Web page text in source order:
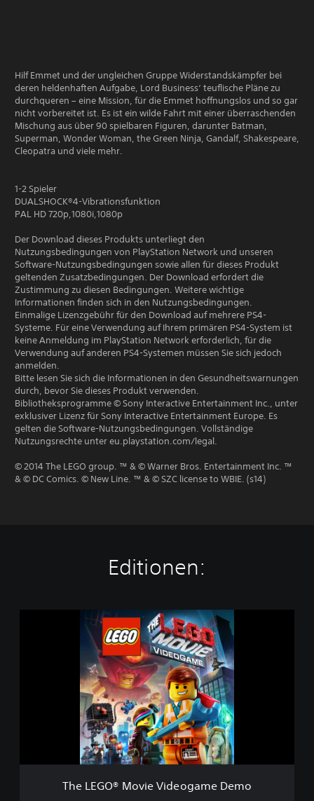
Hilf Emmet und der ungleichen Gruppe Widerstandskämpfer bei
deren heldenhaften Aufgabe, Lord Business‘ teuflische Pläne zu
durchqueren – eine Mission, für die Emmet hoffnungslos und so gar
nicht vorbereitet ist. Es ist ein wilde Fahrt mit einer überraschenden
Mischung aus über 90 spielbaren Figuren, darunter Batman,
Superman, Wonder Woman, the Green Ninja, Gandalf, Shakespeare,
Cleopatra und viele mehr.
1-2 Spieler
DUALSHOCK®4-Vibrationsfunktion
PAL HD 720p,1080i,1080p
Der Download dieses Produkts unterliegt den
Nutzungsbedingungen von PlayStation Network und unseren
Software-Nutzungsbedingungen sowie allen für dieses Produkt
geltenden Zusatzbedingungen. Der Download erfordert die
Zustimmung zu diesen Bedingungen. Weitere wichtige
Informationen finden sich in den Nutzungsbedingungen.
Einmalige Lizenzgebühr für den Download auf mehrere PS4-
Systeme. Für eine Verwendung auf Ihrem primären PS4-System ist
keine Anmeldung im PlayStation Network erforderlich, für die
Verwendung auf anderen PS4-Systemen müssen Sie sich jedoch
anmelden.
Bitte lesen Sie sich die Informationen in den Gesundheitswarnungen
durch, bevor Sie dieses Produkt verwenden.
Bibliotheksprogramme © Sony Interactive Entertainment Inc., unter
exklusiver Lizenz für Sony Interactive Entertainment Europe. Es
gelten die Software-Nutzungsbedingungen. Vollständige
Nutzungsrechte unter eu.playstation.com/legal.
© 2014 The LEGO group. ™ & © Warner Bros. Entertainment Inc. ™
& © DC Comics. © New Line. ™ & © SZC license to WBIE. (s14)
Editionen:
i
The LEGO® Movie Videogame Demo